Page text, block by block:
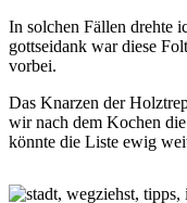
In solchen Fällen drehte
gottseidank war diese
vorbei.
Das Knarzen der
wir nach dem Kochen
könnte die Liste ewig